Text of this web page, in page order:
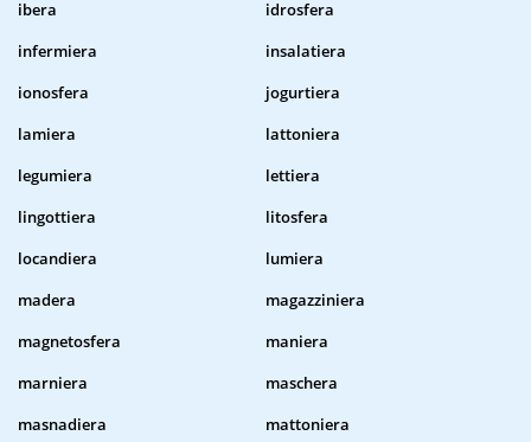
ibera
idrosfera
infermiera
insalatiera
ionosfera
jogurtiera
lamiera
lattoniera
legumiera
lettiera
lingottiera
litosfera
locandiera
lumiera
madera
magazziniera
magnetosfera
maniera
marniera
maschera
masnadiera
mattoniera